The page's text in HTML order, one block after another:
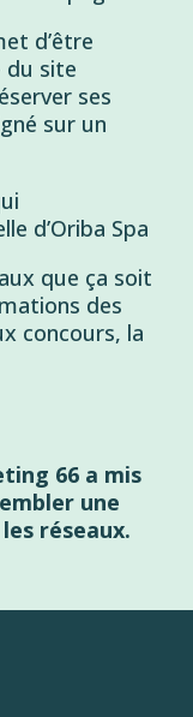
d’être
du site
ses
sur un
d’Oriba Spa
que ça soit
des
concours, la
66 a mis
une
réseaux.